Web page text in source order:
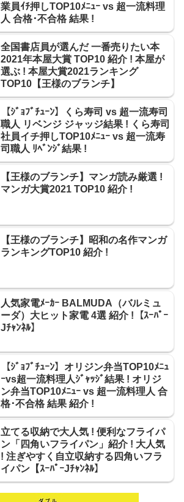
業員ｲﾁ押しTOP10ﾒﾆｭｰ vs 超一流料理
人 合格･不合格 結果 !
全国書店員が選んだ 一番売りたい本
2021年本屋大賞 TOP10 紹介 ! 本屋が
選ぶ ! 本屋大賞2021ランキング
TOP10【王様のブランチ】
【ｼﾞｮﾌﾞﾁｭｰﾝ】くら寿司 vs 超一流寿司
職人 リベンジ ジャッジ結果 ! くら寿司
社員イチ押しTOP10ﾒﾆｭｰ vs 超一流寿
司職人 ﾘﾍﾞﾝｼﾞ結果 !
【王様のブランチ】マンガ読み厳選 !
マンガ大賞2021 TOP10 紹介 !
【王様のブランチ】昭和の名作マンガ
ランキングTOP10 紹介 !
人気家電ﾒｰｶｰ BALMUDA（バルミュ
ーダ）大ヒット家電 4選 紹介 !【ｽｰﾊﾟｰ
Jﾁｬﾝﾈﾙ】
【ｼﾞｮﾌﾞﾁｭｰﾝ】オリジン弁当TOP10ﾒﾆｭ
ｰvs超一流料理人ｼﾞｬｯｼﾞ結果 ! オリジ
ン弁当TOP10ﾒﾆｭｰ vs 超一流料理人 合
格･不合格 結果 紹介 !
立てる収納で大人気 ! 便利なフライパ
ン「四角いフライパン」紹介 ! 大人気
! 注ぎやすく自立収納する四角いフラ
イパン【ｽｰﾊﾟｰJﾁｬﾝﾈﾙ】